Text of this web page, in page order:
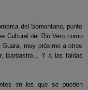
del Somontano, punto
Cultural del Rio Vero como
muy próximo a otros
Barbastro... Y a las faldas
en los que se pueden